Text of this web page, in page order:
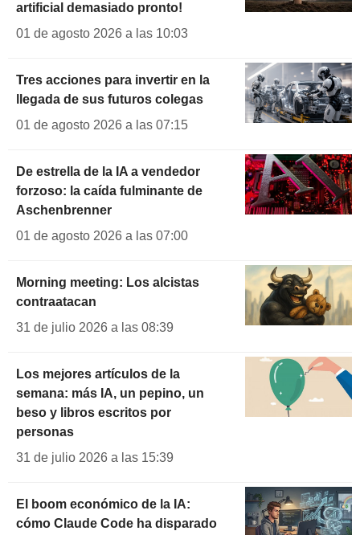
artificial demasiado pronto!
01 de agosto 2026 a las 10:03
Tres acciones para invertir en la
llegada de sus futuros colegas
01 de agosto 2026 a las 07:15
De estrella de la IA a vendedor
forzoso: la caída fulminante de
Aschenbrenner
01 de agosto 2026 a las 07:00
Morning meeting: Los alcistas
contraatacan
31 de julio 2026 a las 08:39
Los mejores artículos de la
semana: más IA, un pepino, un
beso y libros escritos por
personas
31 de julio 2026 a las 15:39
El boom económico de la IA:
cómo Claude Code ha disparado